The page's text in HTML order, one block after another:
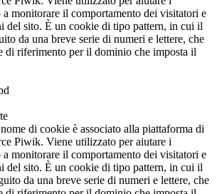
monitorare il comportamento dei visitatori e
del sito. È un cookie di tipo pattern, in cui il
da una breve serie di numeri e lettere, che
di riferimento per il dominio che imposta il
di cookie è associato alla piattaforma di
Piwik. Viene utilizzato per aiutare i
monitorare il comportamento dei visitatori e
del sito. È un cookie di tipo pattern, in cui il
da una breve serie di numeri e lettere, che